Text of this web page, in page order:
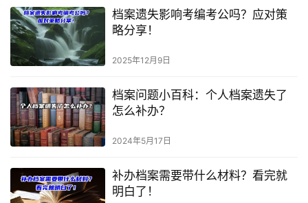
档案遗失影响考编考公吗？应对策
略分享！
2025年12月9日
档案问题小百科：个人档案遗失了
怎么补办？
2024年5月17日
补办档案需要带什么材料？看完就
明白了！